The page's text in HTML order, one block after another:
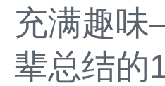
充满趣
辈总结的